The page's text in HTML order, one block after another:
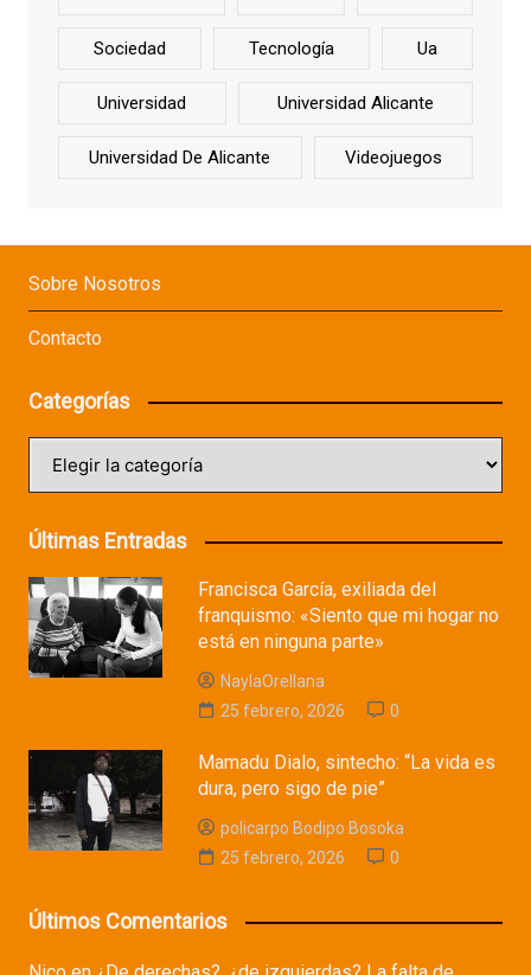
Sociedad Tecnología Ua
Universidad Universidad Alicante
Universidad De Alicante Videojuegos
Sobre Nosotros
Contacto
Categorías
Últimas Entradas
Francisca García, exiliada del
franquismo: «Siento que mi hogar no
está en ninguna parte»
NaylaOrellana
25 febrero, 2026
0
Mamadu Dialo, sintecho: “La vida es
dura, pero sigo de pie”
policarpo Bodipo Bosoka
25 febrero, 2026
0
Últimos Comentarios